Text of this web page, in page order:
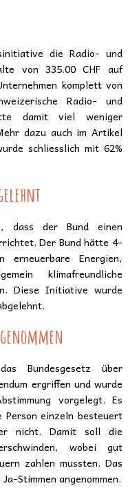
die Radio- und
von 335.00 CHF auf
komplett von
Radio- und
damit viel weniger
dazu auch im Artikel
schliesslich mit 62%
dass der Bund einen
Der Bund hätte 4-
Energien,
klimafreundliche
Diese Initiative wurde
Bundesgesetz über
ergriffen und wurde
vorgelegt. Es
einzeln besteuert
nicht. Damit soll die
wobei gut
zahlen mussten. Das
Stimmen angenommen.